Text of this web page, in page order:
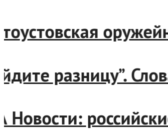
разницу”.
Новости: